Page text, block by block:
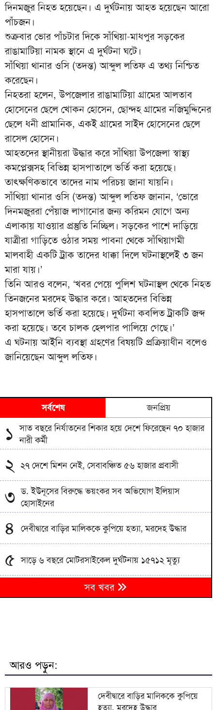
দিনমজুর নিহত হয়েছেন। এ দুর্ঘটনায় আহত হয়েছেন আরো
পাঁচজন।
শুক্রবার ভোর পাঁচটার দিকে সাঁথিয়া-মাধপুর সড়কের
রাঙামাটিয়া নামক স্থানে এ দুর্ঘটনা ঘটে।
সাঁথিয়া থানার ওসি (তদন্ত) আব্দুল লতিফ এ তথ্য নিশ্চিত
করেছেন।
নিহতরা হলেন, উপজেলার রাঙামাটিয়া গ্রামের আলতাব
হোসেনের ছেলে খোকন হোসেন, ছোন্দহ গ্রামের নজিমুদ্দিনের
ছেলে ধনী প্রামানিক, একই গ্রামের সাইদ হোসেনের ছেলে
রাসেল হোসেন।
আহতদের স্থানীয়রা উদ্ধার করে সাঁথিয়া উপজেলা স্বাস্থ্য
কমপ্লেক্সসহ বিভিন্ন হাসপাতালে ভর্তি করা হয়েছে।
তাৎক্ষণিকভাবে তাদের নাম পরিচয় জানা যায়নি।
সাঁথিয়া থানার ওসি (তদন্ত) আব্দুল লতিফ জানান, ‘ভোরে
দিনমজুররা পেঁয়াজ লাগানোর জন্য করিমন যোগে অন্য
এলাকায় যাওয়ার প্রস্তুতি নিচ্ছিল। সড়কের পাশে দাড়িয়ে
যাত্রীরা গাড়িতে ওঠার সময় পাবনা থেকে সাঁথিয়াগমী
মালবাহী একটি ট্রাক তাদের ধাক্কা দিলে ঘটনাস্থলেই ৩ জন
মারা যায়।’
তিনি আরও বলেন, ‘খবর পেয়ে পুলিশ ঘটনাস্থল থেকে নিহত
তিনজনের মরদেহ উদ্ধার করে। আহতদের বিভিন্ন
হাসপাতালে ভর্তি করা হয়েছে। দুর্ঘটনা কবলিত ট্রাকটি জব্দ
করা হয়েছে। তবে চালক হেলপার পালিয়ে গেছে।’
এ ঘটনায় আইনি ব্যবস্থা গ্রহণের বিষয়টি প্রক্রিয়াধীন বলেও
জানিয়েছেন আব্দুল লতিফ।
সর্বশেষ জনপ্রিয়
১ সাত বছরে নির্যাতনের শিকার হয়ে দেশে ফিরেছেন ৭০ হাজার
নারী কর্মী
২ ২৭ দেশে মিশন নেই, সেবাবঞ্চিত ৫৬ হাজার প্রবাসী
৩ ড. ইউনূসের বিরুদ্ধে ভয়ংকর সব অভিযোগ ইলিয়াস
হোসাইনের
৪ দেবীদ্বারে বাড়ির মালিককে কুপিয়ে হত্যা, মরদেহ উদ্ধার
৫ সাড়ে ৬ বছরে মোটরসাইকেল দুর্ঘটনায় ১৫৭১২ মৃত্যু
মানিকগঞ্জে থানায় জব্দকৃত পুলিশ হেফাজত থাকা
মোটরসাইকেল উধাও
জুলাইয়ের ভূমিকা
৯
ঘোরপাকে থাকতে হবে: আব্দুল্লাহ আল জাবের
সব খবর
আরও পড়ুন:
দেবীদ্বারে বাড়ির মালিককে কুপিয়ে
হত্যা, মরদেহ উদ্ধার